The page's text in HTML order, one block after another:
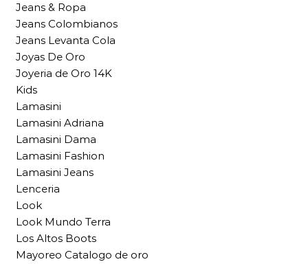
Jeans & Ropa
Jeans Colombianos
Jeans Levanta Cola
Joyas De Oro
Joyeria de Oro 14K
Kids
Lamasini
Lamasini Adriana
Lamasini Dama
Lamasini Fashion
Lamasini Jeans
Lenceria
Look
Look Mundo Terra
Los Altos Boots
Mayoreo Catalogo de oro